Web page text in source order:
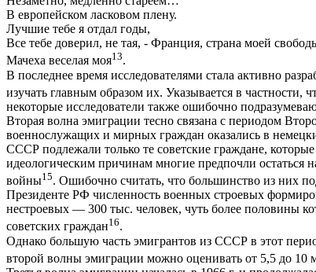
В европейском ласковом плену.
Лучшие тебе я отдал годы,
Все тебе доверил, не тая, - Франция, страна моей
Мачеха веселая моя13.
В последнее время исследователями стала активно
изучать главным образом их. Указывается в частности,
некоторые исследователи также ошибочно
Вторая волна эмиграции тесно связана с периодом
военнослужащих и мирных граждан оказались в
СССР подлежали только те советские граждане,
идеологическим причинам многие предпочли остаться
войны15. Ошибочно считать, что большинство из них
Президенте РФ численность военных строевых
нестроевых — 300 тыс. человек, чуть более половины
советских граждан16.
Однако большую часть эмигрантов из СССР в этот
второй волны эмиграции можно оценивать от 5,5 до 10